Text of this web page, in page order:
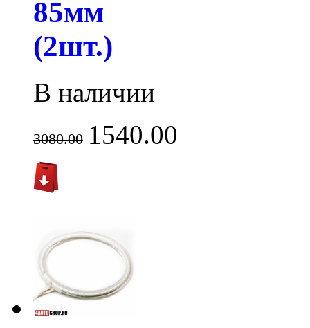
85мм
(2шт.)
В наличии
3080.00 1540.00